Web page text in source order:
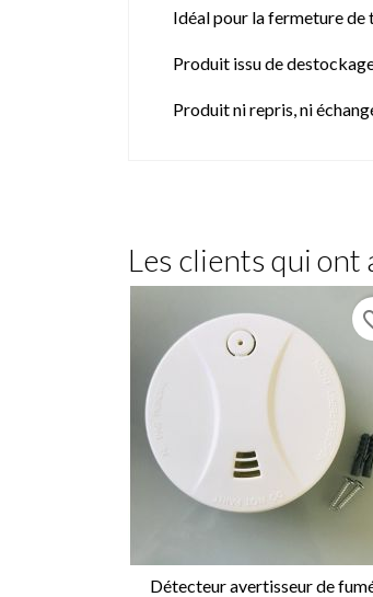
Idéal pour la fermeture de
Produit issu de
Produit ni repris, ni
Les clients qui ont
Détecteur avertisseur de